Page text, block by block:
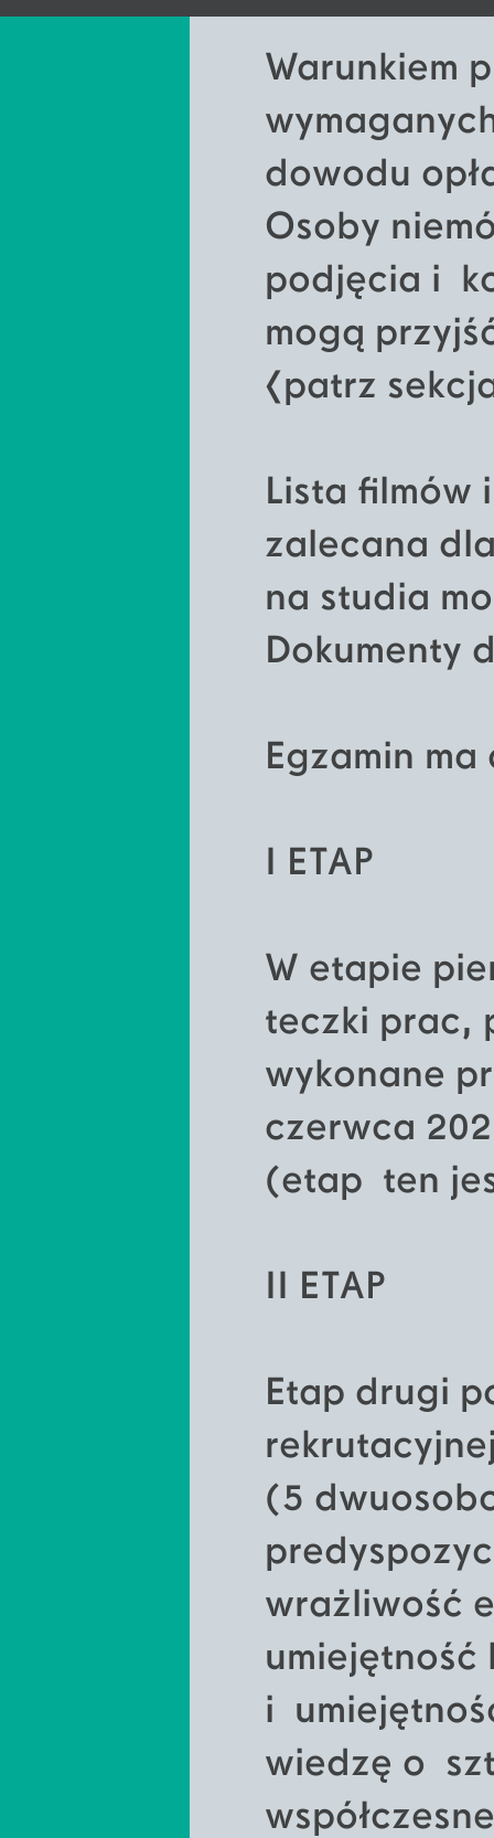
Warunkiem
dowodu
Osoby
podjęcia i
mogą
[patrz
Lista filmów
zalecana
na studia
Dokumenty
Egzamin
I ETAP
W etapie
teczki prac,
wykonane
czerwca
(etap ten
II ETAP
Etap drugi
(5
wrażliwość
umiejętność
i
wiedzę o